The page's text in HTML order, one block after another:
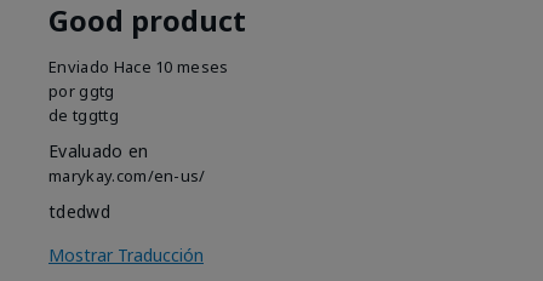
Good product
Enviado Hace 10 meses
por ggtg
de tggttg
Evaluado en
marykay.com/en-us/
tdedwd
Mostrar Traducción